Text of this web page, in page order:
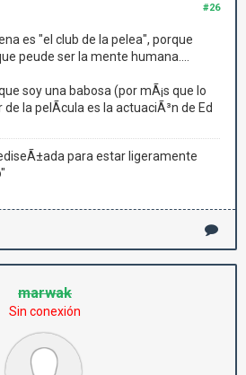
#26
es "el club de la pelea", porque
peude ser la mente humana....
soy una babosa (por mÃ¡s que lo
de la pelÃ­cula es la actuaciÃ³n de Ed
para estar ligeramente
marwak
Sin conexión